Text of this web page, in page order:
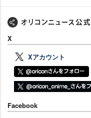
X
Xアカウント
Facebook